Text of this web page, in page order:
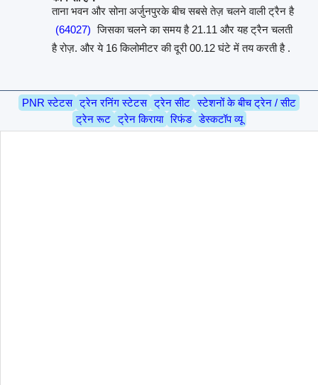
ताना भवन और सोना अर्जुनपुरके बीच सबसे तेज़ चलने वाली ट्रैन है
(64027) जिसका चलने का समय है 21.11 और यह ट्रैन चलती
है रोज़. और ये 16 किलोमीटर की दूरी 00.12 घंटे में तय करती है .
PNR स्टेटस ट्रेन रनिंग स्टेटस ट्रेन सीट स्टेशनों के बीच ट्रेन / सीट
ट्रेन रूट ट्रेन किराया रिफंड डेस्कटॉप व्यू